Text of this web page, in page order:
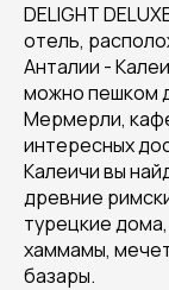
DELIGHT
отель,
Анталии -
можно пешком
Мермерли,
интересных
Калеичи вы
древние
турецкие
хаммамы,
базары.